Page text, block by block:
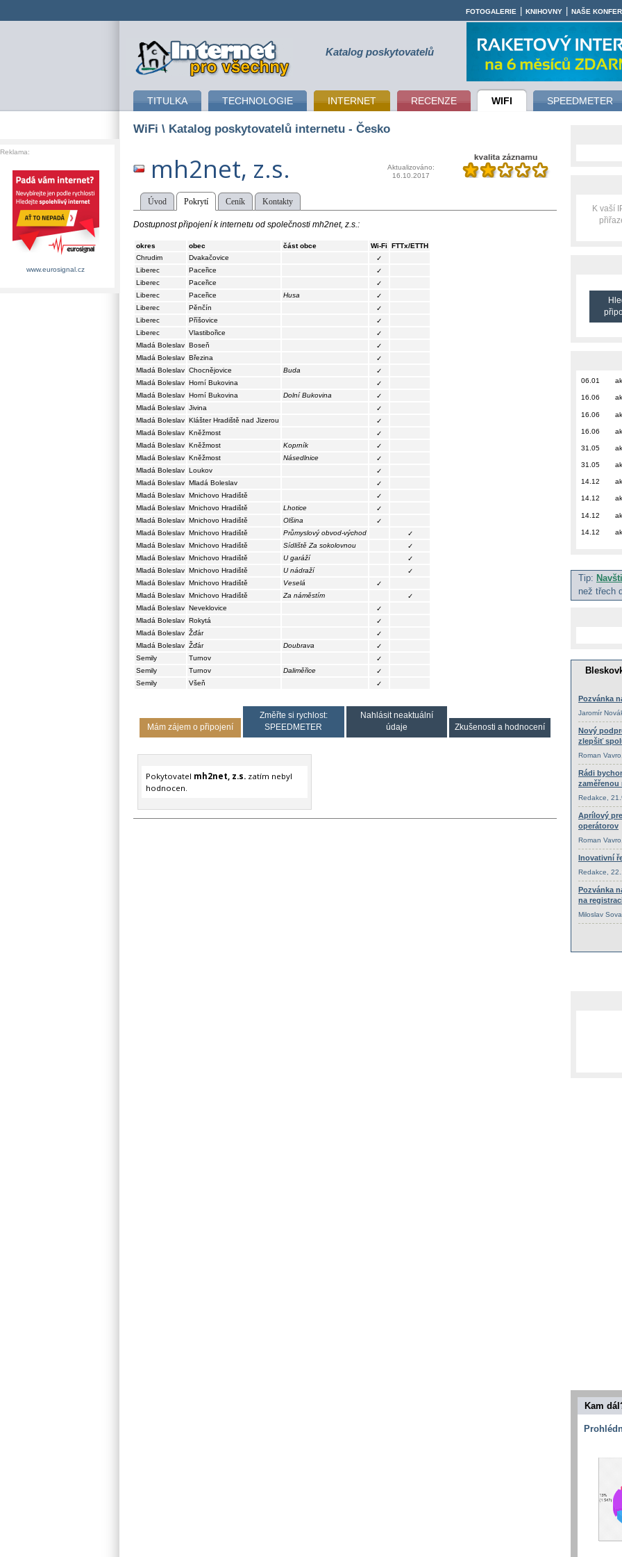
připojení k internetu Katalog poskytovatelů
TITULKA TECHNOLOGIE INTERNET RECENZE WIFI SPEEDMETER
FOTOGALERIE KNIHOVNY NAŠE
WiFi \ Katalog poskytovatelů internetu - Česko
mh2net, z.s.
Aktualizováno:
16.10.2017
Úvod Pokrytí Ceník Kontakty
Dostupnost připojení k internetu od společnosti mh2net, z.s.:
okres obec část obce Wi-Fi
FTTx/ETTH
Chrudim
Dvakačovice
✓
Liberec
Paceřice
✓
Liberec
Paceřice
✓
Liberec
Paceřice Husa
✓
Liberec
Pěnčín
✓
Liberec
Příšovice
✓
Liberec
Vlastibořice
✓
Mladá Boleslav Boseň
✓
Mladá Boleslav Březina
✓
Mladá Boleslav Chocnějovice Buda
✓
Mladá Boleslav Horní Bukovina
✓
Mladá Boleslav Horní Bukovina Dolní Bukovina
✓
Mladá Boleslav Jivina
✓
Mladá Boleslav Klášter Hradiště nad Jizerou
✓
Mladá Boleslav Kněžmost
✓
Mladá Boleslav Kněžmost Koprník
✓
Mladá Boleslav Kněžmost Násedlnice
✓
Mladá Boleslav Loukov
✓
Mladá Boleslav Mladá Boleslav
✓
Mladá Boleslav Mnichovo Hradiště
✓
Mladá Boleslav Mnichovo Hradiště Lhotice
✓
Mladá Boleslav Mnichovo Hradiště Olšina
✓
Mladá Boleslav Mnichovo Hradiště Průmyslový obvod-východ
✓
Mladá Boleslav Mnichovo Hradiště Sídliště Za sokolovnou
✓
Mladá Boleslav Mnichovo Hradiště U garáží
✓
Mladá Boleslav Mnichovo Hradiště U nádraží
✓
Mladá Boleslav Mnichovo Hradiště Veselá
✓
Mladá Boleslav Mnichovo Hradiště Za náměstím
✓
Mladá Boleslav Neveklovice
✓
Mladá Boleslav Rokytá
✓
Mladá Boleslav Žďár
✓
Mladá Boleslav Žďár Doubrava
✓
Semily
Turnov
✓
Semily
Turnov Daliměřice
✓
Semily
Všeň ✓
Mám zájem o připojení
Změřte si rychlost:
SPEEDMETER
Nahlásit neaktuální
údaje
Zkušenosti a hodnocení
Pokytovatel mh2net, z.s.zatím nebyl
hodnocen.
K vaší
06.01
16.06
16.06
16.06
31.05
31.05
14.12
14.12
14.12
14.12
Tip:
než třech
Kam
Reklama:
www.eurosignal.cz